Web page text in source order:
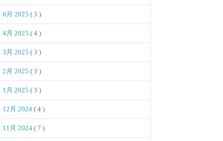
6月 2025 ( 3 )
4月 2025 ( 4 )
3月 2025 ( 3 )
2月 2025 ( 3 )
1月 2025 ( 3 )
12月 2024 ( 4 )
11月 2024 ( 7 )